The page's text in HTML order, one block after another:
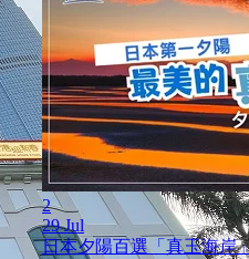
2
29 Jul
日本夕陽百選「真玉海岸